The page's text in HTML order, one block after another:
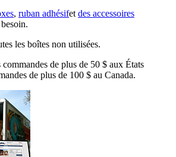
, ruban adhésifet des accessoires
les boîtes non utilisées.
de plus de 50 $ aux États
de plus de 100 $ au Canada.